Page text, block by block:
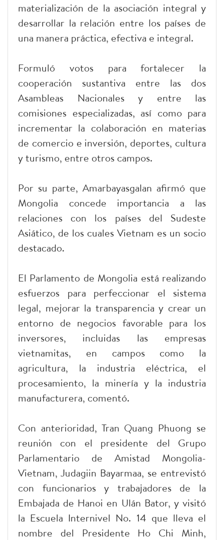
materialización de la asociación integral y
desarrollar la relación entre los países de
una manera práctica, efectiva e integral.
Formuló votos para fortalecer la
cooperación sustantiva entre las dos
Asambleas Nacionales y entre las
comisiones especializadas, así como para
incrementar la colaboración en materias
de comercio e inversión, deportes, cultura
y turismo, entre otros campos.
Por su parte, Amarbayasgalan afirmó que
Mongolia concede importancia a las
relaciones con los países del Sudeste
Asiático, de los cuales Vietnam es un socio
destacado.
El Parlamento de Mongolia está realizando
esfuerzos para perfeccionar el sistema
legal, mejorar la transparencia y crear un
entorno de negocios favorable para los
inversores, incluidas las empresas
vietnamitas, en campos como la
agricultura, la industria eléctrica, el
procesamiento, la minería y la industria
manufacturera, comentó.
Con anterioridad, Tran Quang Phuong se
reunión con el presidente del Grupo
Parlamentario de Amistad Mongolia-
Vietnam, Judagiin Bayarmaa, se entrevistó
con funcionarios y trabajadores de la
Embajada de Hanoi en Ulán Bator, y visitó
la Escuela Internivel No. 14 que lleva el
nombre del Presidente Ho Chi Minh,